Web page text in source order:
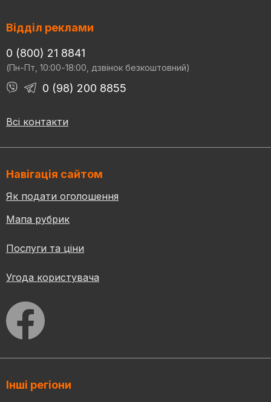
Відділ реклами
0 (800) 21 8841
(Пн-Пт, 10:00-18:00, дзвінок безкоштовний)
0 (98) 200 8855
Всі контакти
Навігація сайтом
Як подати оголошення
Мапа рубрик
Послуги та ціни
Угода користувача
Інші регіони